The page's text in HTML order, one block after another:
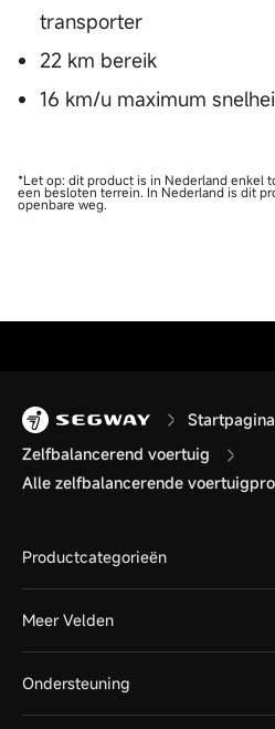
transporter
22 km bereik
16 km/u maximum
*Let op: dit product is in Nederland enkel
een besloten terrein. In Nederland is dit
openbare weg.
Startpagina
Zelfbalancerend voertuig
Alle zelfbalancerende
Productcategorieën
Meer Velden
Ondersteuning